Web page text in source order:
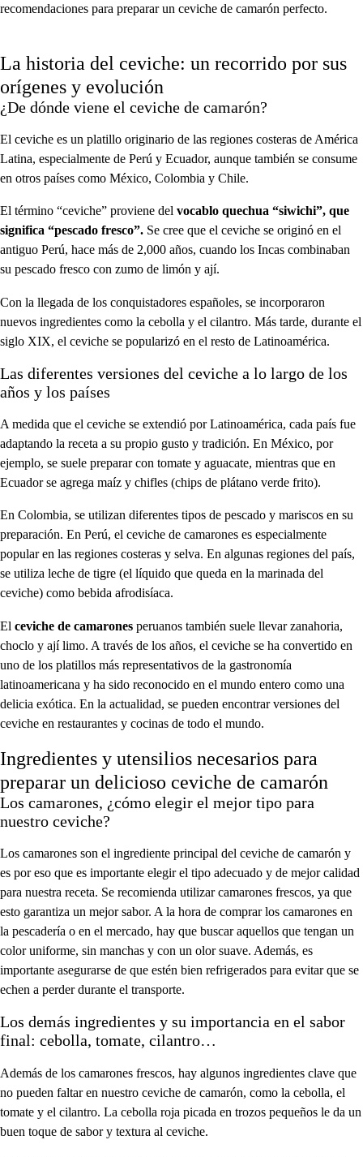
recomendaciones para preparar un ceviche de camarón perfecto.
La historia del ceviche: un recorrido por sus
orígenes y evolución
¿De dónde viene el ceviche de camarón?
El ceviche es un platillo originario de las regiones costeras de América
Latina, especialmente de Perú y Ecuador, aunque también se consume
en otros países como México, Colombia y Chile.
El término “ceviche” proviene del vocablo quechua “siwichi”, que
significa “pescado fresco”. Se cree que el ceviche se originó en el
antiguo Perú, hace más de 2,000 años, cuando los Incas combinaban
su pescado fresco con zumo de limón y ají.
Con la llegada de los conquistadores españoles, se incorporaron
nuevos ingredientes como la cebolla y el cilantro. Más tarde, durante el
siglo XIX, el ceviche se popularizó en el resto de Latinoamérica.
Las diferentes versiones del ceviche a lo largo de los
años y los países
A medida que el ceviche se extendió por Latinoamérica, cada país fue
adaptando la receta a su propio gusto y tradición. En México, por
ejemplo, se suele preparar con tomate y aguacate, mientras que en
Ecuador se agrega maíz y chifles (chips de plátano verde frito).
En Colombia, se utilizan diferentes tipos de pescado y mariscos en su
preparación. En Perú, el ceviche de camarones es especialmente
popular en las regiones costeras y selva. En algunas regiones del país,
se utiliza leche de tigre (el líquido que queda en la marinada del
ceviche) como bebida afrodisíaca.
El ceviche de camarones peruanos también suele llevar zanahoria,
choclo y ají limo. A través de los años, el ceviche se ha convertido en
uno de los platillos más representativos de la gastronomía
latinoamericana y ha sido reconocido en el mundo entero como una
delicia exótica. En la actualidad, se pueden encontrar versiones del
ceviche en restaurantes y cocinas de todo el mundo.
Ingredientes y utensilios necesarios para
preparar un delicioso ceviche de camarón
Los camarones, ¿cómo elegir el mejor tipo para
nuestro ceviche?
Los camarones son el ingrediente principal del ceviche de camarón y
es por eso que es importante elegir el tipo adecuado y de mejor calidad
para nuestra receta. Se recomienda utilizar camarones frescos, ya que
esto garantiza un mejor sabor. A la hora de comprar los camarones en
la pescadería o en el mercado, hay que buscar aquellos que tengan un
color uniforme, sin manchas y con un olor suave. Además, es
importante asegurarse de que estén bien refrigerados para evitar que se
echen a perder durante el transporte.
Los demás ingredientes y su importancia en el sabor
final: cebolla, tomate, cilantro…
Además de los camarones frescos, hay algunos ingredientes clave que
no pueden faltar en nuestro ceviche de camarón, como la cebolla, el
tomate y el cilantro. La cebolla roja picada en trozos pequeños le da un
buen toque de sabor y textura al ceviche.